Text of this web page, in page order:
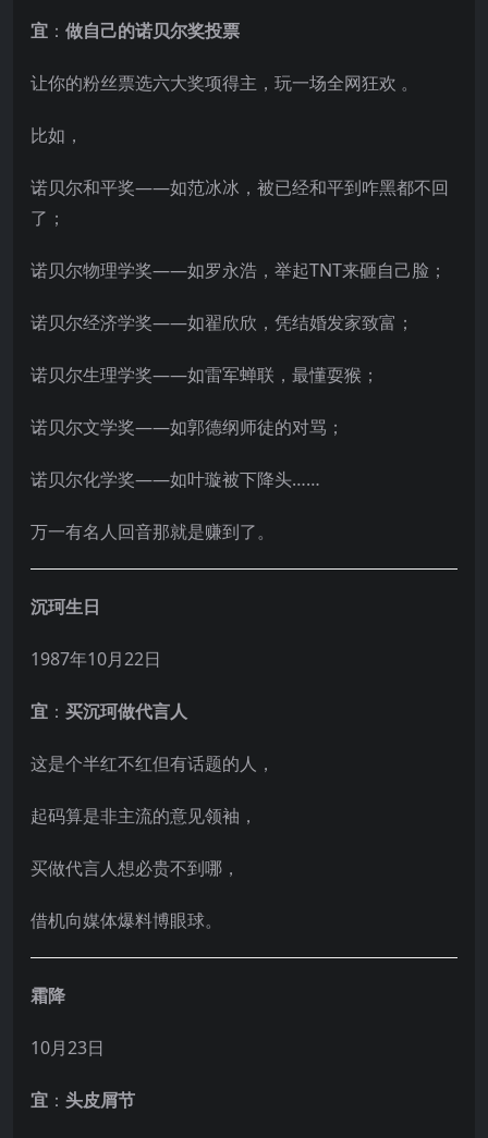
宜 ： 做自己的诺贝尔奖投票
让你的粉丝票选六大奖项得主，玩一场全网狂欢 。
比如，
诺贝尔和平奖——如范冰冰，被已经和平到咋黑都不回
了；
诺贝尔物理学奖——如罗永浩，举起TNT来砸自己脸；
诺贝尔经济学奖——如翟欣欣，凭结婚发家致富；
诺贝尔生理学奖——如雷军蝉联，最懂耍猴；
诺贝尔文学奖——如郭德纲师徒的对骂；
诺贝尔化学奖——如叶璇被下降头……
万一有名人回音那就是赚到了。
沉珂生日
1987年10月22日
宜 ： 买沉珂做代言人
这是个半红不红但有话题的人，
起码算是非主流的意见领袖，
买做代言人想必贵不到哪，
借机向媒体爆料博眼球。
霜降
10月23日
宜 ： 头皮屑节